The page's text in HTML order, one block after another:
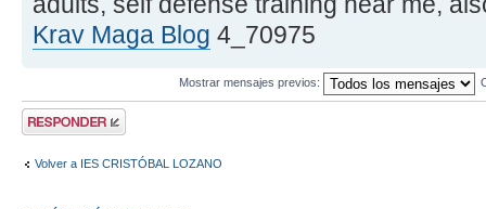
Krav Maga Blog 4_70975
Mostrar mensajes previos:
Publicar una
respuesta
Volver a IES CRISTÓBAL LOZANO